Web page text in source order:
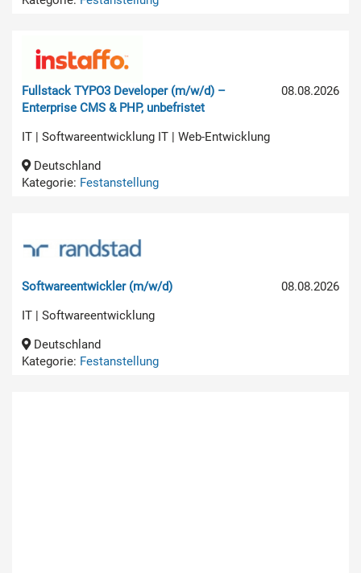
08.08.2026
Fullstack TYPO3 Developer (m/w/d) –
Enterprise CMS & PHP, unbefristet
IT | Softwareentwicklung IT | Web-Entwicklung
Deutschland
Kategorie: Festanstellung
08.08.2026
Softwareentwickler (m/w/d)
IT | Softwareentwicklung
Deutschland
Kategorie: Festanstellung